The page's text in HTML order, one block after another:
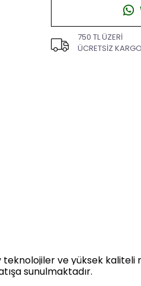
750 TL ÜZERİ
ÜCRETSİZ
teknolojiler ve yüksek
sunulmaktadır.